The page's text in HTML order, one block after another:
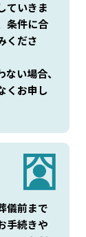
ていきま
条件に合
くださ
い場合、
くお申し
儀前まで
手続きや